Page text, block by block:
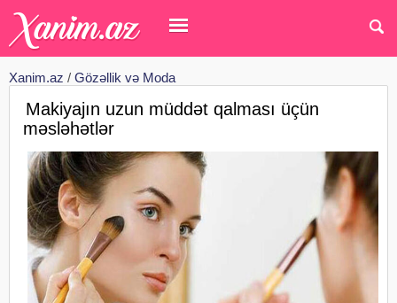
Xanim.az / Gözəllik və Moda
Makiyajın uzun müddət qalması üçün
məsləhətlər